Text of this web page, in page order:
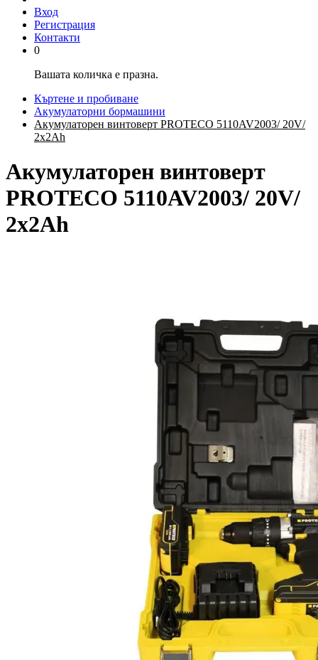
Вход
Регистрация
Контакти
0
Вашата количка е празна.
Къртене и пробиване
Акумулаторни бормашини
Акумулаторен винтоверт PROTECO 5110AV2003/ 20V/
2х2Ah
Акумулаторен винтоверт
PROTECO 5110AV2003/ 20V/
2х2Ah